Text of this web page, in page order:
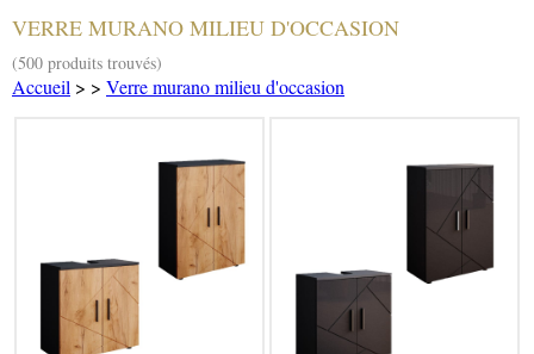
VERRE MURANO MILIEU D'OCCASION
(500 produits trouvés)
Accueil > > Verre murano milieu d'occasion